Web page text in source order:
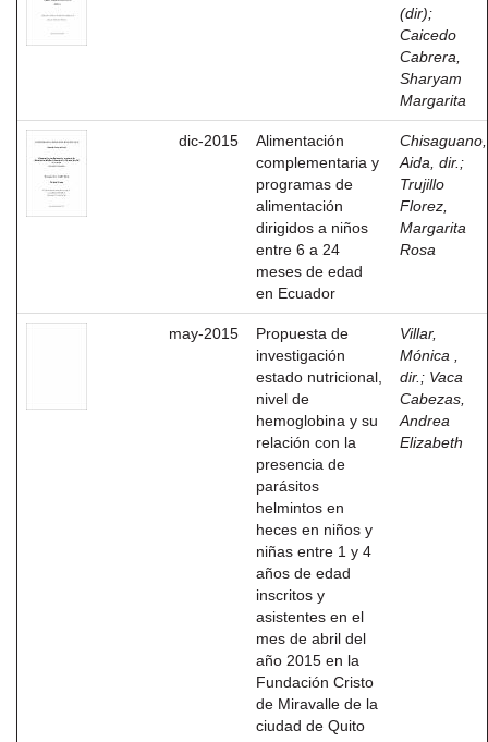
(dir);
Caicedo
Cabrera,
Sharyam
Margarita
dic-2015
Alimentación
complementaria y
programas de
alimentación
dirigidos a niños
entre 6 a 24
meses de edad
en Ecuador
Chisaguano,
Aida, dir. ;
Trujillo
Florez,
Margarita
Rosa
may-2015
Propuesta de
investigación
estado nutricional,
nivel de
hemoglobina y su
relación con la
presencia de
parásitos
helmintos en
heces en niños y
niñas entre 1 y 4
años de edad
inscritos y
asistentes en el
mes de abril del
año 2015 en la
Fundación Cristo
de Miravalle de la
ciudad de Quito
Villar,
Mónica ,
dir. ; Vaca
Cabezas,
Andrea
Elizabeth